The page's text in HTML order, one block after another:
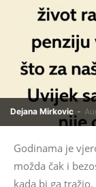
Dejana Mirkovic -
Godinama je
možda čak i
kada bi ga